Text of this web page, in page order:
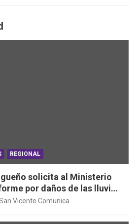
REGIONAL
solicita al Ministerio
por daños de las lluvias
Vicente Comunica